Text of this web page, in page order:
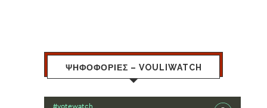
ΨΗΦΟΦΟΡΙΕΣ – VOULIWATCH